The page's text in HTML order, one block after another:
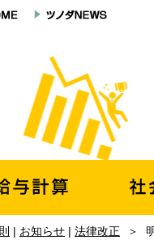
| お知らせ | 法律改正 ＞